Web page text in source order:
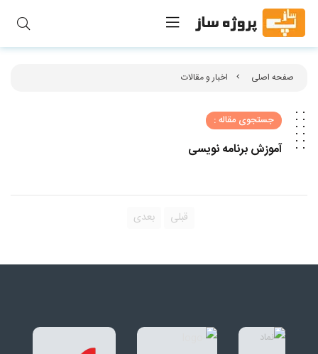
صفحه اصلی اخبار و مقالات
جستجوی مقاله :
آموزش برنامه نویسی